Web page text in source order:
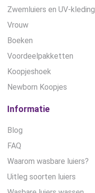
Zwemluiers en UV-kleding
Vrouw
Boeken
Voordeelpakketten
Koopjeshoek
Newborn Koopjes
Informatie
Blog
FAQ
Waarom wasbare luiers?
Uitleg soorten luiers